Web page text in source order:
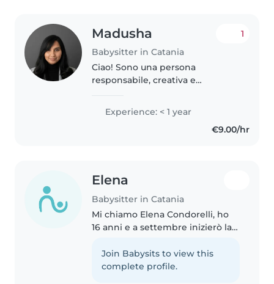
Madusha
Babysitter in Catania
1
Ciao! Sono una persona
responsabile, creativa e
come babysitter. Ho una laurea
in Business Information
Technology e sono un genitore
Experience: < 1 year
€9.00/hr
Elena
Babysitter in Catania
Mi chiamo Elena Condorelli, ho
16 anni e a settembre inizierò la
Scientifico “Principe Umberto” di
Catania. Sono cresciuta a
Join Babysits to view this
complete profile.